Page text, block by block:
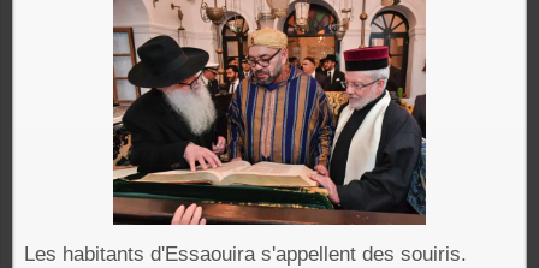
Les habitants d'Essaouira s'appellent des souiris.